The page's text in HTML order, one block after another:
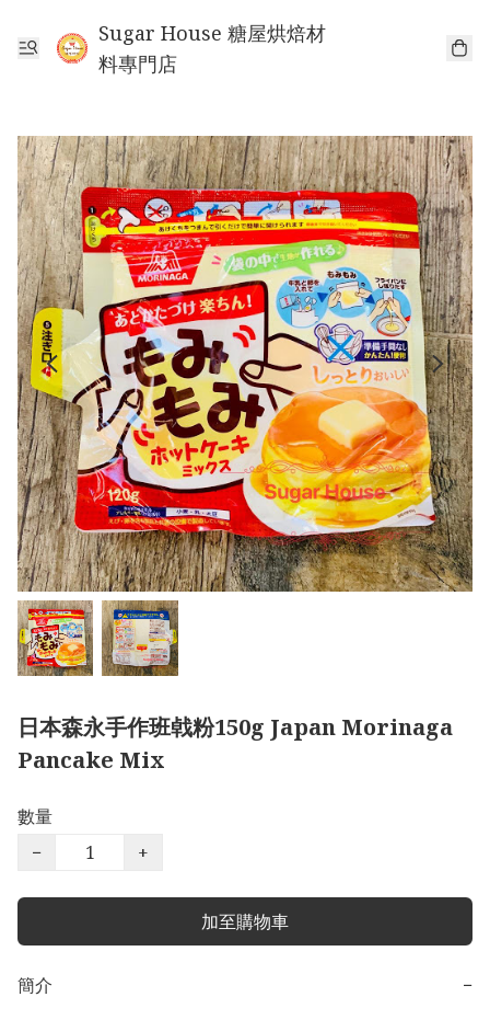
Sugar House 糖屋烘焙材
料專門店
日本森永手作班㦸粉150g Japan Morinaga
Pancake Mix
數量
−
+
加至購物車
簡介
−